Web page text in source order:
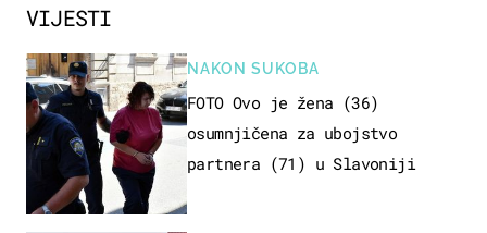
VIJESTI
NAKON SUKOBA
FOTO Ovo je žena (36)
osumnjičena za ubojstvo
partnera (71) u Slavoniji